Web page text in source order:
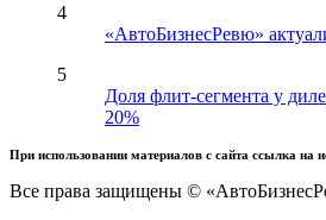
4
«АвтоБизнесРевю»
5
Доля флит-сегмента у
20%
При использовании материалов с сайта ссылка на
Все права защищены ©